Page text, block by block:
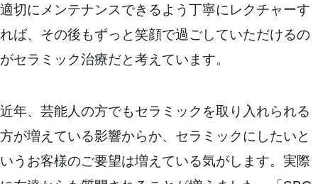
適切にメンテナンスできるよう丁寧にレクチャーす
れば、その後もずっと笑顔で過ごしていただけるの
がセラミック治療だと考えています。
近年、芸能人の方でもセラミックを取り入れられる
方が増えている影響からか、セラミックにしたいと
いうお客様のご要望は増えている気がします。実際